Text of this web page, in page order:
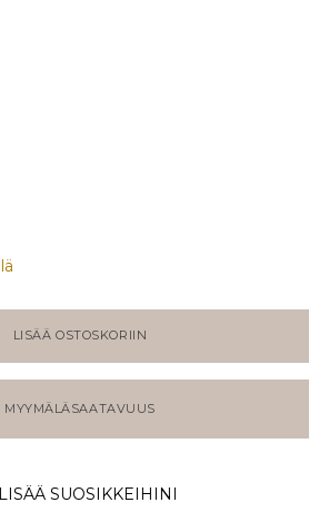
LISÄÄ OSTOSKORIIN
MYYMÄLÄSAATAVUUS
SUOSIKKEIHINI